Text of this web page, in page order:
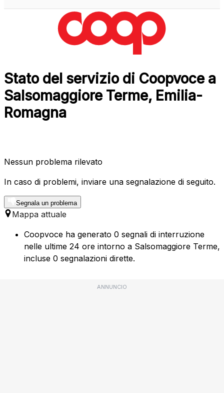
Stato del servizio di Coopvoce a
Salsomaggiore Terme, Emilia-
Romagna
Nessun problema rilevato
In caso di problemi, inviare una segnalazione di seguito.
Segnala un problema
Mappa attuale
Coopvoce ha generato 0 segnali di interruzione
nelle ultime 24 ore intorno a Salsomaggiore Terme,
incluse 0 segnalazioni dirette.
ANNUNCIO